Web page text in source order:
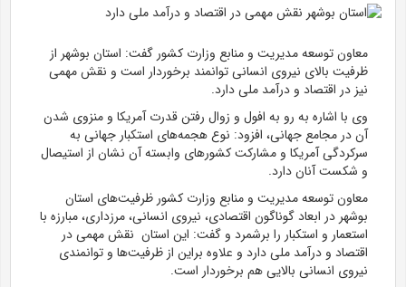
معاون توسعه مدیریت و منابع وزارت کشور گفت: استان بوشهر از
ظرفیت بالای نیروی انسانی توانمند برخوردار است و نقش مهمی
نیز در اقتصاد و درآمد ملی دارد.
وی با اشاره به رو به افول و زوال رفتن قدرت آمریکا و منزوی شدن
آن در مجامع جهانی، افزود: نوع هجمه‌های استکبار جهانی به
سرکردگی آمریکا و مشارکت کشور‌های وابسته آن نشان از استیصال
و شکست آنان دارد.
معاون توسعه مدیریت و منابع وزارت کشور ظرفیت‌های استان
بوشهر در ابعاد گوناگون اقتصادی، نیروی انسانی، مرزداری، مبارزه با
استعمار و استکبار را برشمرد و گفت: این استان نقش مهمی در
اقتصاد و درآمد ملی دارد و علاوه براین از ظرفیت‌ها و توانمندی
نیروی انسانی بالایی هم برخوردار است.